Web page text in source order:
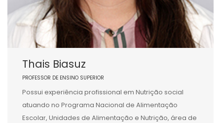
Thais Biasuz
PROFESSOR DE ENSINO SUPERIOR
Possui experiência profissional em Nutrição social
atuando no Programa Nacional de Alimentação
Escolar, Unidades de Alimentação e Nutrição, área de